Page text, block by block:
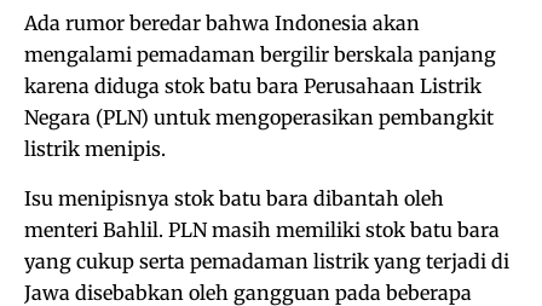
Ada rumor beredar bahwa Indonesia akan
mengalami pemadaman bergilir berskala panjang
karena diduga stok batu bara Perusahaan Listrik
Negara (PLN) untuk mengoperasikan pembangkit
listrik menipis.
Isu menipisnya stok batu bara dibantah oleh
menteri Bahlil. PLN masih memiliki stok batu bara
yang cukup serta pemadaman listrik yang terjadi di
Jawa disebabkan oleh gangguan pada beberapa